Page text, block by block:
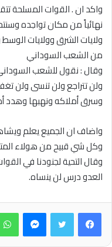
واكد ان . القوات المسلحة
نهائياً من مكان تواجده
ولايات الشرق وولايات
من الشعب السوداني
وقال : نقول للشعب
ولن تتراجع ولن تنسى ولن
وسرق أملاكه ونهبها وهدد
واضاف ان الجميع يعلم
وكل شي قبيح من هولاء
وقال التحية لجنودنا في
العدو درس لن ينساه.
فيسبوكتويتر ماسنجر